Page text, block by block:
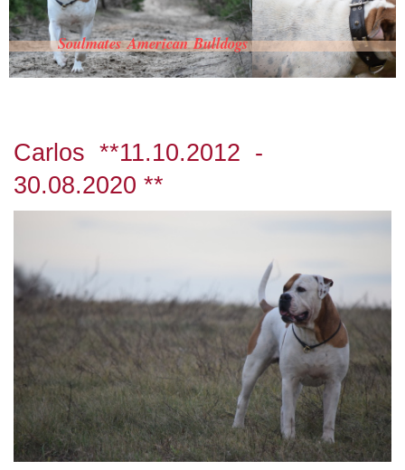
Soulmates American Bulldogs
Carlos **11.10.2012 -
30.08.2020 **